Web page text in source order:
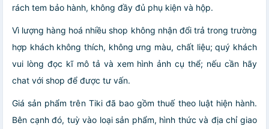
rách tem bảo hành, không đầy đủ phụ kiện và hộp.
Vì lượng hàng hoá nhiều shop không nhận đổi trả trong trường
hợp khách không thích, không ưng màu, chất liệu; quý khách
vui lòng đọc kĩ mô tả và xem hình ảnh cụ thể; nếu cần hãy
chat với shop để được tư vấn.
Giá sản phẩm trên Tiki đã bao gồm thuế theo luật hiện hành.
Bên cạnh đó, tuỳ vào loại sản phẩm, hình thức và địa chỉ giao